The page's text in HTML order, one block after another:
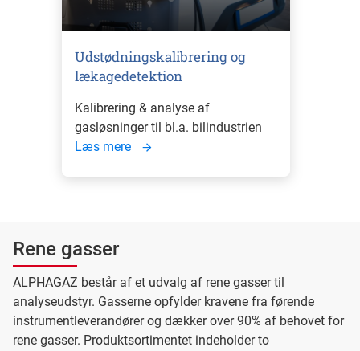
Udstødningskalibrering og
lækagedetektion
Kalibrering & analyse af
gasløsninger til bl.a. bilindustrien
Læs mere
Rene gasser
ALPHAGAZ består af et udvalg af rene gasser til
analyseudstyr. Gasserne opfylder kravene fra førende
instrumentleverandører og dækker over 90% af behovet for
rene gasser. Produktsortimentet indeholder to